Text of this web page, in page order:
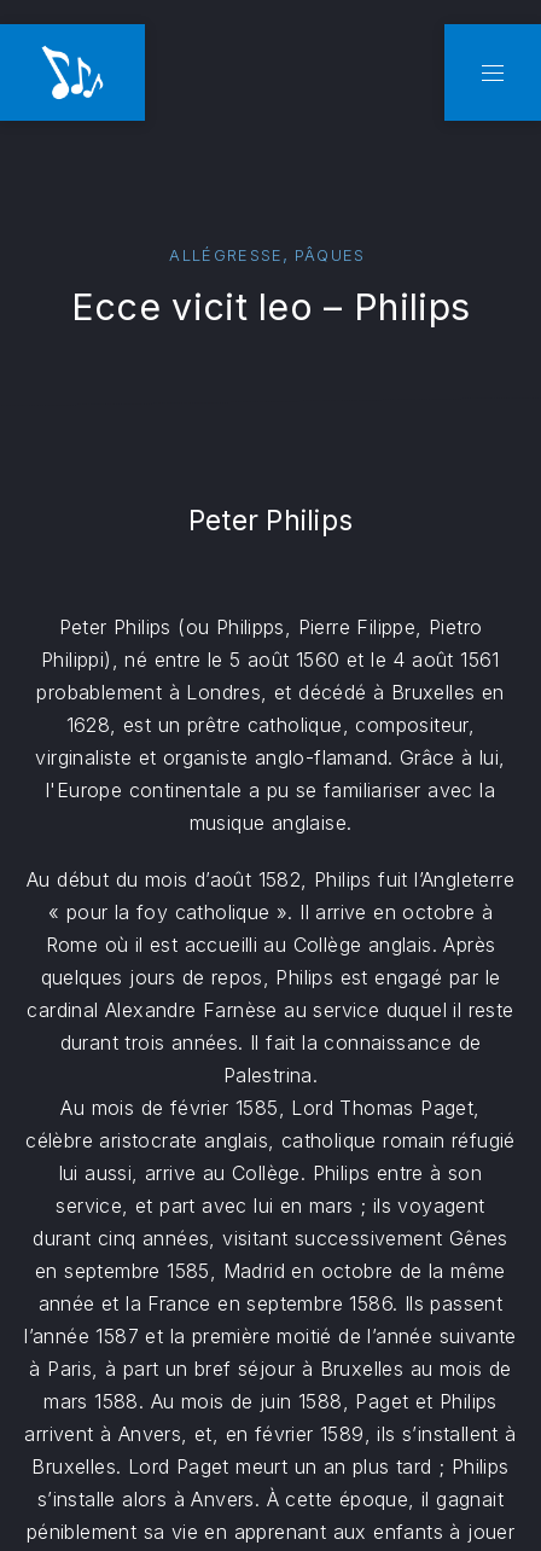
ALLÉGRESSE, PÂQUES
Ecce vicit leo – Philips
Peter Philips
Peter Philips (ou Philipps, Pierre Filippe, Pietro
Philippi), né entre le 5 août 1560 et le 4 août 1561
probablement à Londres, et décédé à Bruxelles en
1628, est un prêtre catholique, compositeur,
virginaliste et organiste anglo-flamand. Grâce à lui,
l'Europe continentale a pu se familiariser avec la
musique anglaise.
Au début du mois d’août 1582, Philips fuit l’Angleterre
« pour la foy catholique ». Il arrive en octobre à
Rome où il est accueilli au Collège anglais. Après
quelques jours de repos, Philips est engagé par le
cardinal Alexandre Farnèse au service duquel il reste
durant trois années. Il fait la connaissance de
Palestrina.
Au mois de février 1585, Lord Thomas Paget,
célèbre aristocrate anglais, catholique romain réfugié
lui aussi, arrive au Collège. Philips entre à son
service, et part avec lui en mars ; ils voyagent
durant cinq années, visitant successivement Gênes
en septembre 1585, Madrid en octobre de la même
année et la France en septembre 1586. Ils passent
l’année 1587 et la première moitié de l’année suivante
à Paris, à part un bref séjour à Bruxelles au mois de
mars 1588. Au mois de juin 1588, Paget et Philips
arrivent à Anvers, et, en février 1589, ils s’installent à
Bruxelles. Lord Paget meurt un an plus tard ; Philips
s’installe alors à Anvers. À cette époque, il gagnait
péniblement sa vie en apprenant aux enfants à jouer